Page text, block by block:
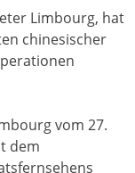
Limbourg, hat
chinesischer
vom 27.
dem